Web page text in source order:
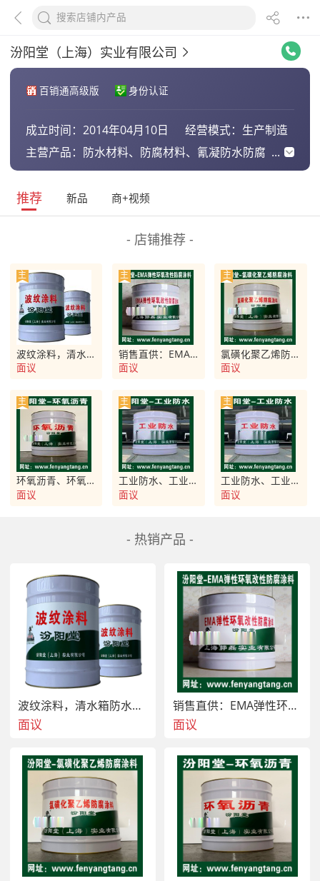
汾阳堂（上海）实业有限公司
百销通高级版 身份认证
成立时间：2014年04月10日 经营模式： 生产制造
主营产品： 防水材料、防腐材料、氰凝防水防腐
推荐 新品 商+视频
- 店铺推荐 -
主
波纹涂料，清水箱防水、中和水箱防腐。波纹涂料
面议
主
销售直供：EMA弹性环氧改性防水防腐涂料
面议
主
氯磺化聚乙烯防腐涂料、氯磺化聚乙烯防腐漆、氯磺化
面议
主
环氧沥青、环氧沥青防腐涂料适用于钢管的防锈防腐
面议
主
工业防水、工业防水涂料现货直供
面议
主
工业防水、工业防水涂料现货销售
面议
- 热销产品 -
波纹涂料，清水箱防水、中和水箱防腐。波纹涂料
面议
销售直供：EMA弹性环氧改性防水防腐涂料
面议